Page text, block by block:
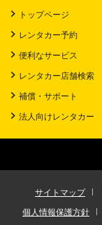
トップページ
レンタカー予約
便利なサービス
レンタカー店舗検索
補償・サポート
法人向けレンタカー
サイトマップ
個人情報保護方針